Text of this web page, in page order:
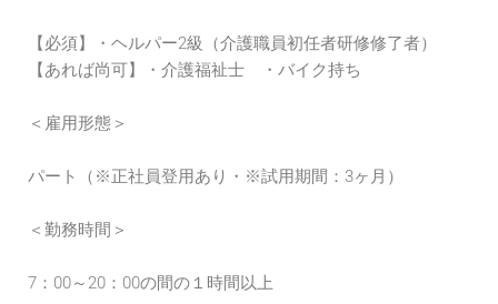
【必須】・ヘルパー2級（介護職員初任者研修修了者）
【あれば尚可】・介護福祉士 ・バイク持ち
＜雇用形態＞
パート（※正社員登用あり・※試用期間：3ヶ月）
＜勤務時間＞
7：00～20：00の間の１時間以上